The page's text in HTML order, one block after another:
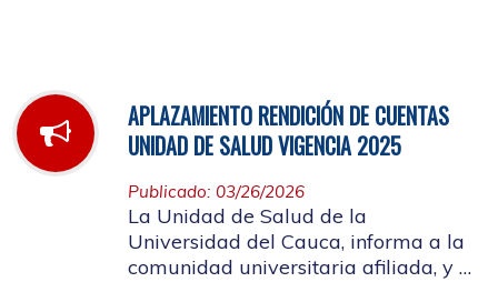
APLAZAMIENTO RENDICIÓN DE CUENTAS
UNIDAD DE SALUD VIGENCIA 2025
Publicado: 03/26/2026
La Unidad de Salud de la
Universidad del Cauca, informa a la
comunidad universitaria afiliada, y a